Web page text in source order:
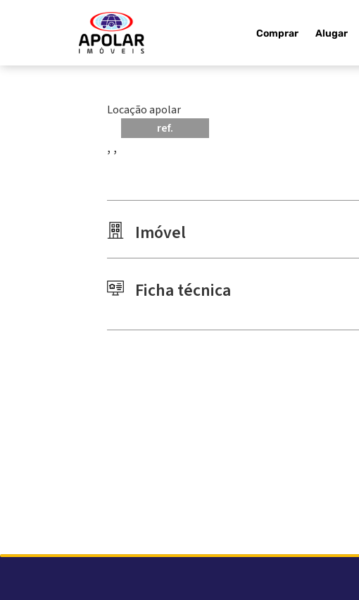
Comprar Alugar
Locação apolar
ref.
, ,
Imóvel
Ficha técnica